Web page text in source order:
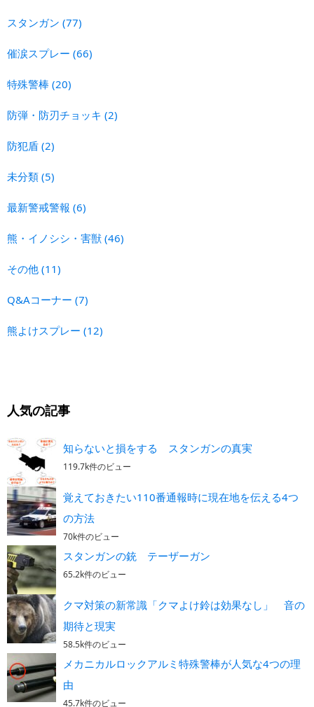
スタンガン (77)
催涙スプレー (66)
特殊警棒 (20)
防弾・防刃チョッキ (2)
防犯盾 (2)
未分類 (5)
最新警戒警報 (6)
熊・イノシシ・害獣 (46)
その他 (11)
Q&Aコーナー (7)
熊よけスプレー (12)
人気の記事
知らないと損をする スタンガンの真実
119.7k件のビュー
覚えておきたい110番通報時に現在地を伝える4つ
の方法
70k件のビュー
スタンガンの銃 テーザーガン
65.2k件のビュー
クマ対策の新常識「クマよけ鈴は効果なし」 音の
期待と現実
58.5k件のビュー
メカニカルロックアルミ特殊警棒が人気な4つの理
由
45.7k件のビュー